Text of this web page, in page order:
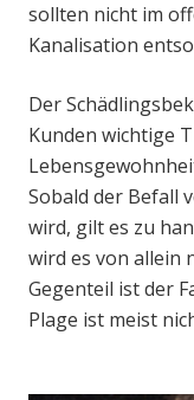
sollten nicht im
Kanalisation
Der
Kunden wichtige
Sobald der Befall
wird, gilt es zu
wird es von allein
Gegenteil ist der
Plage ist meist